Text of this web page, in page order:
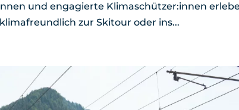
und engagierte Klimaschützer:innen
zur Skitour oder ins...